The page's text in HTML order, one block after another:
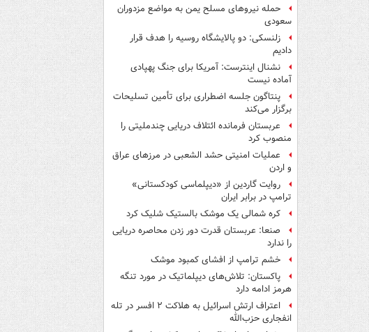
حمله نیروهای مسلح یمن به مواضع مزدوران
سعودی
زلنسکی: دو پالایشگاه روسیه را هدف قرار
دادیم
نشنال اینترست: آمریکا برای جنگ پهپادی
آماده نیست
پنتاگون جلسه اضطراری برای تأمین تسلیحات
برگزار می‌کند
عربستان فرمانده ائتلاف دریایی چندملیتی را
منصوب کرد
عملیات امنیتی حشد الشعبی در مرزهای عراق
و اردن
روایت گاردین از «دیپلماسی کودکستانی»
ترامپ در برابر ایران
کره شمالی یک موشک بالستیک شلیک کرد
صنعا: عربستان قدرت دور زدن محاصره دریایی
را ندارد
خشم ترامپ از افشای کمبود موشک
پاکستان: تلاش‌های دیپلماتیک در مورد تنگه
هرمز ادامه دارد
اعتراف ارتش اسرائیل به هلاکت ۲ افسر در تله
انفجاری حزب‌الله